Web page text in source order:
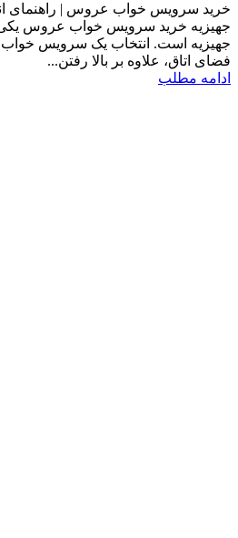
خرید سرویس خواب عروس | راهنمای
جهیزیه خرید سرویس خواب عروس یکی
جهیزیه است. انتخاب یک سرویس خواب
فضای اتاق، علاوه بر بالا رفتن...
ادامه مطلب